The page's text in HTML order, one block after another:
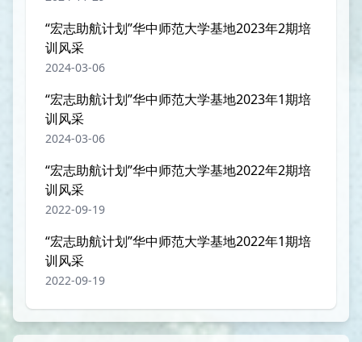
“宏志助航计划”华中师范大学基地2023年2期培
训风采
2024-03-06
“宏志助航计划”华中师范大学基地2023年1期培
训风采
2024-03-06
“宏志助航计划”华中师范大学基地2022年2期培
训风采
2022-09-19
“宏志助航计划”华中师范大学基地2022年1期培
训风采
2022-09-19